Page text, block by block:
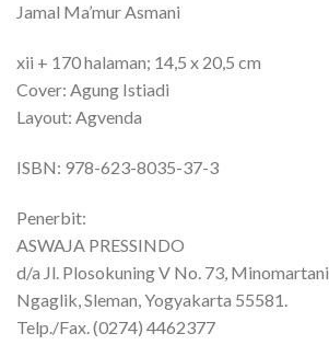
Jamal Ma’mur Asmani
xii + 170 halaman; 14,5 x 20,5 cm
Cover: Agung Istiadi
Layout: Agvenda
ISBN: 978-623-8035-37-3
Penerbit:
ASWAJA PRESSINDO
d/a Jl. Plosokuning V No. 73, Minomartani
Ngaglik, Sleman, Yogyakarta 55581.
Telp./Fax. (0274) 4462377